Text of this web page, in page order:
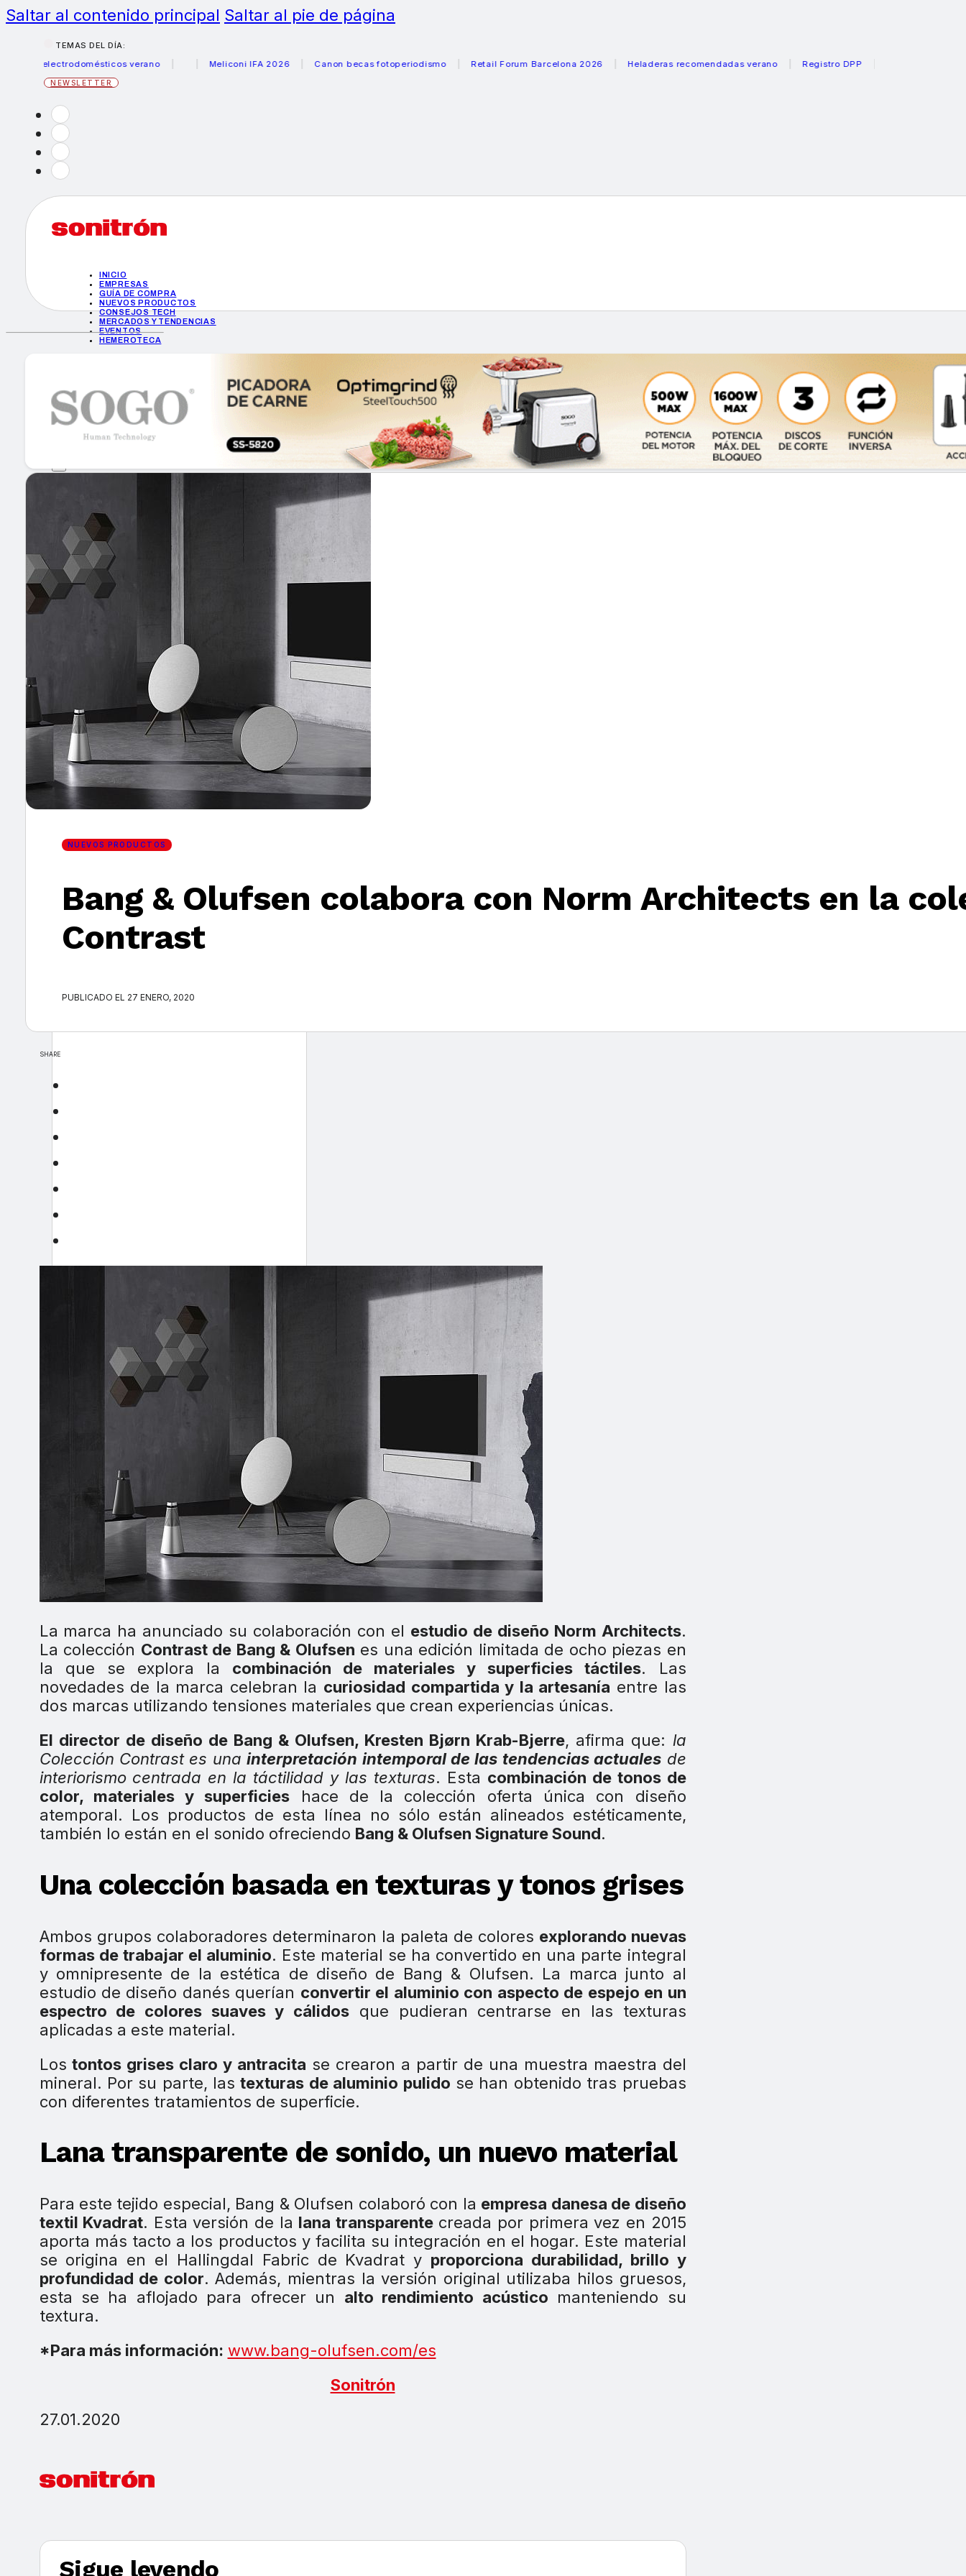
Saltar al contenido principal Saltar al pie de página
TEMAS DEL DÍA:
electrodomésticos verano
Meliconi IFA 2026 Canon becas fotoperiodismo Retail Forum Barcelona 2026 Heladeras recomendadas verano Registro DPP
NEWSLETTER
INICIO
EMPRESAS
GUÍA DE COMPRA
NUEVOS PRODUCTOS
CONSEJOS TECH
MERCADOS Y TENDENCIAS
EVENTOS
HEMEROTECA
GUÍA DE COMPRA
NUEVOS PRODUCTOS
CONSEJOS TECH
MERCADOS Y TENDENCIAS
HEMEROTECA
Encuentra tu noticia
NUEVOS PRODUCTOS
Bang & Olufsen colabora con Norm Architects en la
Contrast
PUBLICADO EL 27 ENERO, 2020
SHARE
La marca ha anunciado su colaboración con el estudio de diseño Norm Architects.
La colección Contrast de Bang & Olufsen es una edición limitada de ocho piezas en
la que se explora la combinación de materiales y superficies táctiles. Las
novedades de la marca celebran la curiosidad compartida y la artesanía entre las
dos marcas utilizando tensiones materiales que crean experiencias únicas.
El director de diseño de Bang & Olufsen, Kresten Bjørn Krab-Bjerre, afirma que: la
Colección Contrast es unainterpretación intemporal de las tendencias actuales de
interiorismo centrada en la táctilidad y las texturas. Esta combinación de tonos de
color, materiales y superficies hace de la colección oferta única con diseño
atemporal. Los productos de esta línea no sólo están alineados estéticamente,
también lo están en el sonido ofreciendo Bang & Olufsen Signature Sound.
Una colección basada en texturas y tonos grises
Ambos grupos colaboradores determinaron la paleta de colores explorando nuevas
formas de trabajar el aluminio. Este material se ha convertido en una parte integral
y omnipresente de la estética de diseño de Bang & Olufsen. La marca junto al
estudio de diseño danés querían convertir el aluminio con aspecto de espejo en un
espectro de colores suaves y cálidos que pudieran centrarse en las texturas
aplicadas a este material.
Lostontos grises claro y antracita se crearon a partir de una muestra maestra del
mineral. Por su parte, lastexturas de aluminio pulido se han obtenido tras pruebas
con diferentes tratamientos de superficie.
Lana transparente de sonido, un nuevo material
Para este tejido especial, Bang & Olufsen colaboró con la empresa danesa de diseño
textil Kvadrat. Esta versión de la lana transparentecreada por primera vez en 2015
aporta más tacto a los productos y facilita su integración en el hogar. Este material
se origina en el Hallingdal Fabric de Kvadrat y proporciona durabilidad, brillo y
profundidad de color. Además, mientras la versión original utilizaba hilos gruesos,
esta se ha aflojado para ofrecer un alto rendimiento acústico manteniendo su
textura.
*Para más información: www.bang-olufsen.com/es
Sonitrón
27.01.2020
Sigue leyendo